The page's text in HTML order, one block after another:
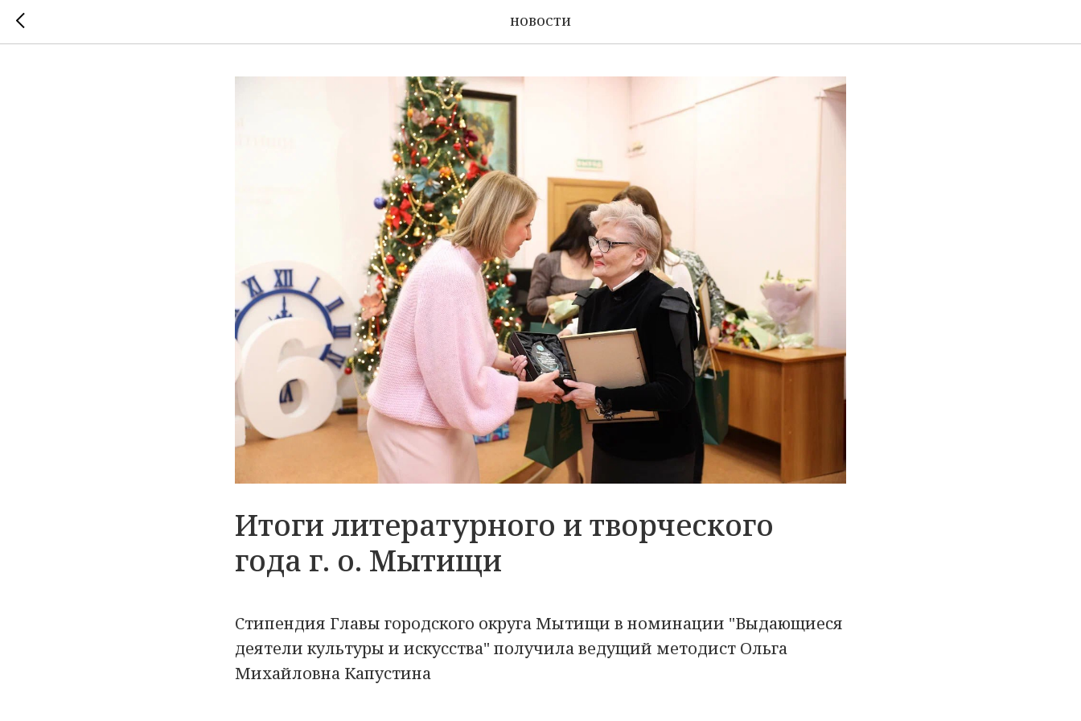
НОВОСТИ
Итоги литературного и творческого
года г. о. Мытищи
Стипендия Главы городского округа Мытищи в номинации "Выдающиеся
деятели культуры и искусства" получила ведущий методист Ольга
Михайловна Капустина